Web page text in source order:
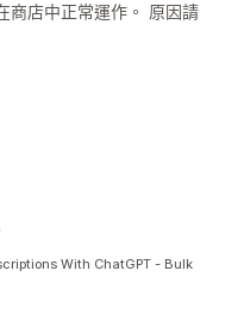
商店中正常運作。 原因請
With ChatGPT - Bulk